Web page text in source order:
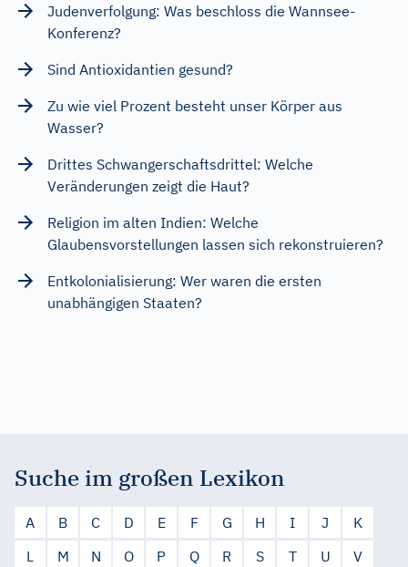
Judenverfolgung: Was beschloss die Wannsee-
Konferenz?
Sind Antioxidantien gesund?
Zu wie viel Prozent besteht unser Körper aus
Wasser?
Drittes Schwangerschaftsdrittel: Welche
Veränderungen zeigt die Haut?
Religion im alten Indien: Welche
Glaubensvorstellungen lassen sich rekonstruieren?
Entkolonialisierung: Wer waren die ersten
unabhängigen Staaten?
Suche im großen Lexikon
A B C D E F G H I J
K
L
M N O P Q R S T U
V